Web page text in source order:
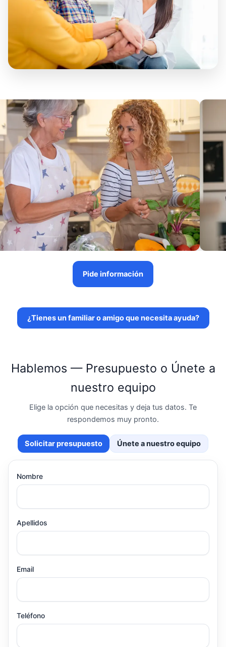
Pide información
¿Tienes un familiar o amigo que necesita ayuda?
Hablemos — Presupuesto o Únete a
nuestro equipo
Elige la opción que necesitas y deja tus datos. Te
respondemos muy pronto.
Solicitar presupuesto Únete a nuestro equipo
Nombre
Apellidos
Email
Teléfono